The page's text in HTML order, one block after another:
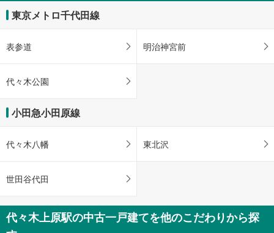
東京メトロ千代田線
表参道 明治神宮前
代々木公園
小田急小田原線
代々木八幡 東北沢
世田谷代田
代々木上原駅の中古一戸建てを他のこだわりから探